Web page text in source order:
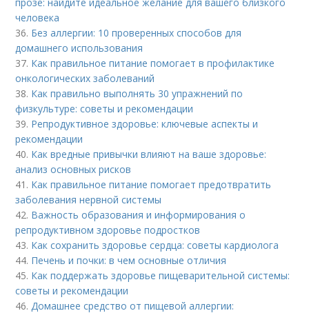
человека
36. Без аллергии: 10 проверенных способов для
домашнего использования
37. Как правильное питание помогает в профилактике
онкологических заболеваний
38. Как правильно выполнять 30 упражнений по
физкультуре: советы и рекомендации
39. Репродуктивное здоровье: ключевые аспекты и
рекомендации
40. Как вредные привычки влияют на ваше здоровье:
анализ основных рисков
41. Как правильное питание помогает предотвратить
заболевания нервной системы
42. Важность образования и информирования о
репродуктивном здоровье подростков
43. Как сохранить здоровье сердца: советы кардиолога
44. Печень и почки: в чем основные отличия
45. Как поддержать здоровье пищеварительной системы:
советы и рекомендации
46.Домашнее средство от пищевой аллергии: